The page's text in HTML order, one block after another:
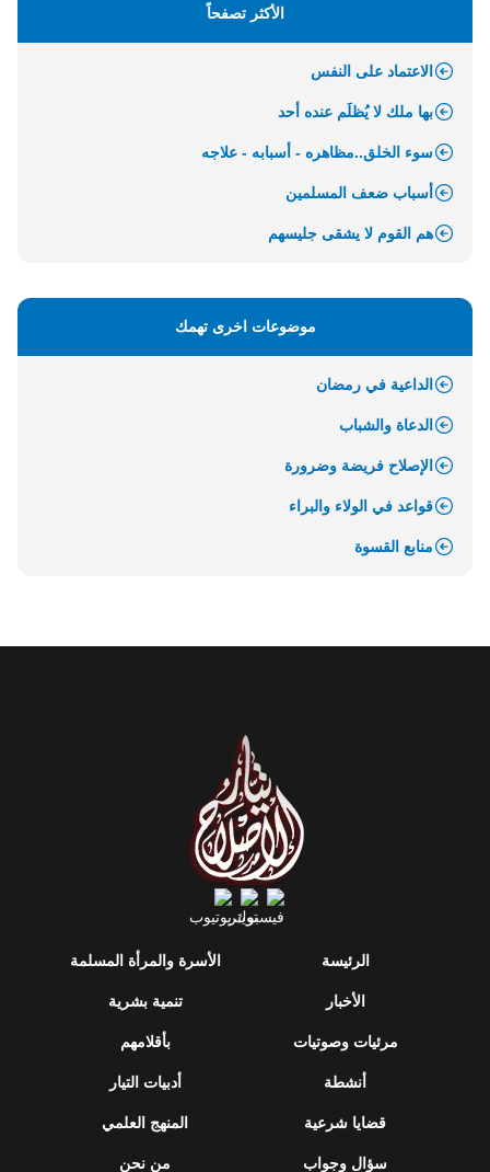
الأكثر تصفحاً
الاعتماد على النفس
بها ملك لا يُظلَم عنده أحد
سوء الخلق..مظاهره - أسبابه - علاجه
أسباب ضعف المسلمين
هم القوم لا يشقى جليسهم
موضوعات اخرى تهمك
الداعية في رمضان
الدعاة والشباب
الإصلاح فريضة وضرورة
قواعد في الولاء والبراء
منابع القسوة
الرئيسة
الأخبار
مرئيات وصوتيات
أنشطة
قضايا شرعية
سؤال وجواب
الأسرة والمرأة المسلمة
تنمية بشرية
بأقلامهم
أدبيات التيار
المنهج العلمي
من نحن